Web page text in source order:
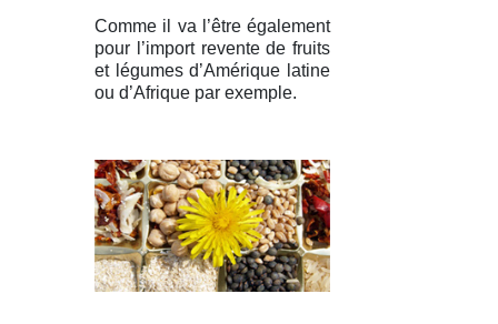
Comme il va l’être également
pour l’import revente de fruits
et légumes d’Amérique latine
ou d’Afrique par exemple.